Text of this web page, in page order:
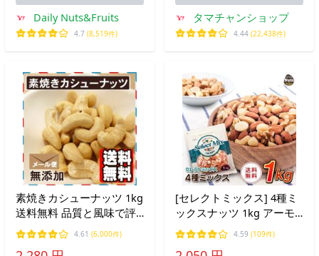
Daily Nuts&Fruits
4.7 (8,519件)
タマチャンショップ
4.44 (22,438件)
素焼きカシューナッツ 1kg
送料無料 品質と風味で評
価の高いインド産
4.61 (6,000件)
[セレクトミックス] 4種ミ
ックスナッツ 1kg アーモ
ンド・くるみ・カシューナ
ッツ・マカダミアナッツ
4.59 (109件)